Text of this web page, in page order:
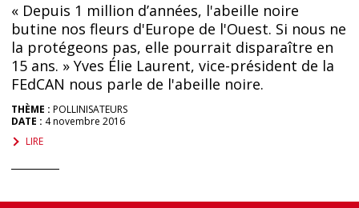
« Depuis 1 million d’années, l'abeille noire
butine nos fleurs d'Europe de l'Ouest. Si nous ne
la protégeons pas, elle pourrait disparaître en
15 ans. » Yves Élie Laurent, vice-président de la
FEdCAN nous parle de l'abeille noire.
THÈME : POLLINISATEURS
DATE : 4 novembre 2016
LIRE